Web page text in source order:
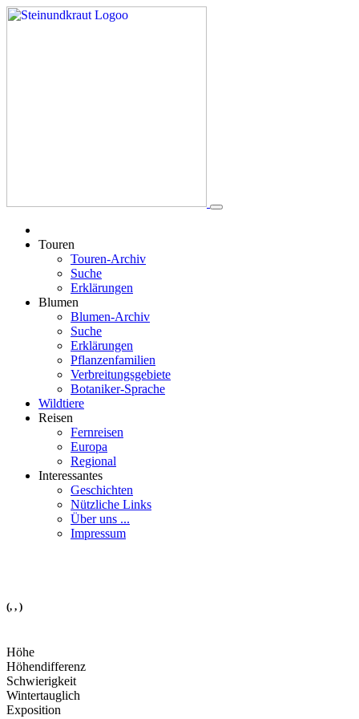
Touren
Touren-Archiv
Suche
Erklärungen
Blumen
Blumen-Archiv
Suche
Erklärungen
Pflanzenfamilien
Verbreitungsgebiete
Botaniker-Sprache
Wildtiere
Reisen
Fernreisen
Europa
Regional
Interessantes
Geschichten
Nützliche Links
Über uns ...
Impressum
(, , )
Höhe
Höhendifferenz
Schwierigkeit
Wintertauglich
Exposition